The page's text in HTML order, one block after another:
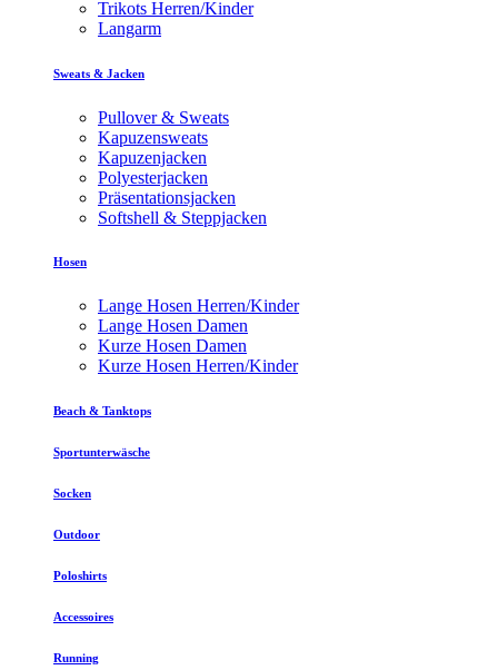
Trikots Herren/Kinder
Langarm
Sweats & Jacken
Pullover & Sweats
Kapuzensweats
Kapuzenjacken
Polyesterjacken
Präsentationsjacken
Softshell & Steppjacken
Hosen
Lange Hosen Herren/Kinder
Lange Hosen Damen
Kurze Hosen Damen
Kurze Hosen Herren/Kinder
Beach & Tanktops
Sportunterwäsche
Socken
Outdoor
Poloshirts
Accessoires
Running